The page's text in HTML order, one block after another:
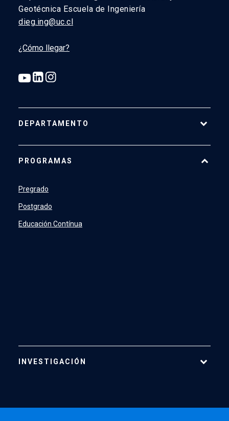
Geotécnica Escuela de Ingeniería
dieg.ing@uc.cl
¿Cómo llegar?
DEPARTAMENTO
Académicos
Profesionales y Administrativos
Estudiantes
PROGRAMAS
Pregrado
Postgrado
Educación Contínua
INVESTIGACIÓN
Centros